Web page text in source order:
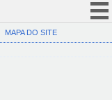
(COVID-19)
MAPA DO SITE